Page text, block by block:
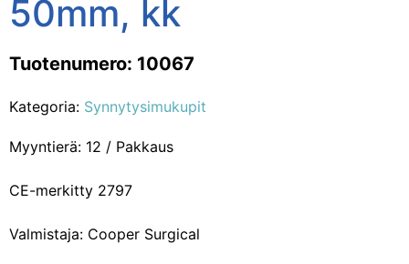
50mm, kk
Tuotenumero: 10067
Kategoria: Synnytysimukupit
Myyntierä: 12 / Pakkaus
CE-merkitty 2797
Valmistaja: Cooper Surgical